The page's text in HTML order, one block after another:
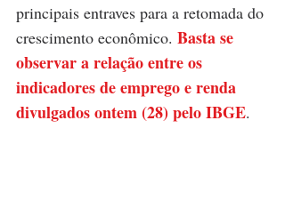
principais entraves para a retomada do
crescimento econômico. Basta se
observar a relação entre os
indicadores de emprego e renda
divulgados ontem (28) pelo IBGE.